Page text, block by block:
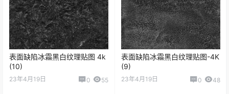
表面缺陷冰霜黑白纹理贴图 4k
(10)
23年4月19日 0 55
表面缺陷冰霜黑白纹理贴图-4K
(9)
23年4月19日 0 48